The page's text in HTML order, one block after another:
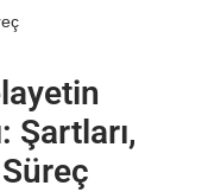
Şartları,